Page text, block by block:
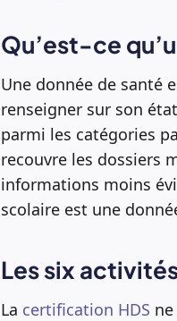
Qu’est-ce
Une donnée de santé
renseigner sur son
parmi les catégories
recouvre les dossiers
informations moins
scolaire est une
Les six
La certification HDS